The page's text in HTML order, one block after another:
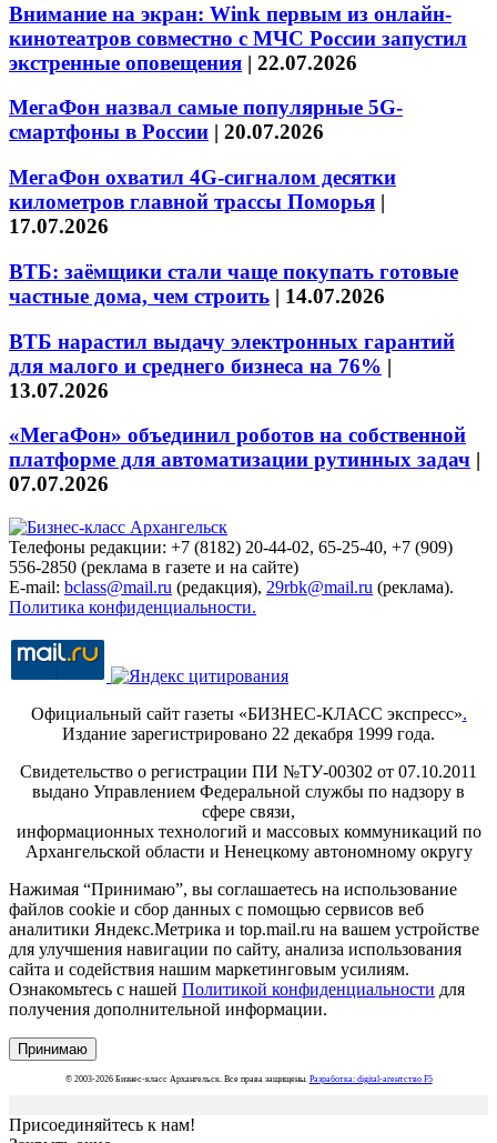
Внимание на экран: Wink первым из онлайн-
кинотеатров совместно с МЧС России запустил
экстренные оповещения | 22.07.2026
МегаФон назвал самые популярные 5G-
смартфоны в России | 20.07.2026
МегаФон охватил 4G-сигналом десятки
километров главной трассы Поморья |
17.07.2026
ВТБ: заёмщики стали чаще покупать готовые
частные дома, чем строить | 14.07.2026
ВТБ нарастил выдачу электронных гарантий
для малого и среднего бизнеса на 76% |
13.07.2026
«МегаФон» объединил роботов на собственной
платформе для автоматизации рутинных задач |
07.07.2026
Телефоны редакции: +7 (8182) 20-44-02, 65-25-40, +7 (909)
556-2850 (реклама в газете и на сайте)
E-mail: bclass@mail.ru (редакция), 29rbk@mail.ru (реклама).
Политика конфиденциальности.
Официальный сайт газеты «БИЗНЕС-КЛАСС экспресс».
Издание зарегистрировано 22 декабря 1999 года.
Свидетельство о регистрации ПИ №ТУ-00302 от 07.10.2011
выдано Управлением Федеральной службы по надзору в
сфере связи,
информационных технологий и массовых коммуникаций по
Архангельской области и Ненецкому автономному округу
Нажимая “Принимаю”, вы соглашаетесь на использование
файлов cookie и сбор данных с помощью сервисов веб
аналитики Яндекс.Метрика и top.mail.ru на вашем устройстве
для улучшения навигации по сайту, анализа использования
сайта и содействия нашим маркетинговым усилиям.
Ознакомьтесь с нашей Политикой конфиденциальности для
получения дополнительной информации.
Принимаю
© 2003-2026 Бизнес-класс Архангельск. Все права защищены. Разработка: digital-агентство F5
Присоединяйтесь к нам!